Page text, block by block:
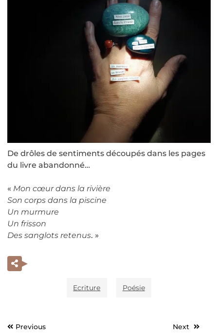
De drôles de sentiments découpés dans les pages
du livre abandonné…
« Mon cœur dans la rivière
Son corps dans la piscine
Un murmure
Un frisson
Des sanglots retenus. »
Ecriture Poésie
Navigation
Previous Next